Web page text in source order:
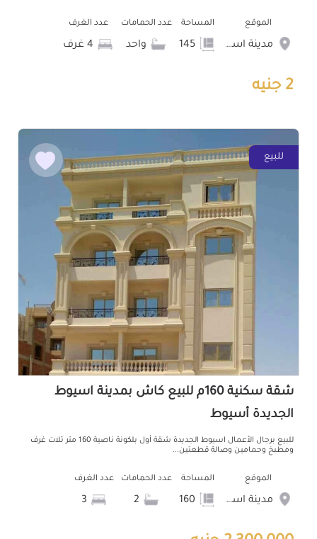
الموقع
مدينة اسيوط الجديدة
المساحة عدد الحمامات
واحد
عدد الغرف
2 جنيه
للبيع
شقة سكنية 160م للبيع كاش بمدينة اسيوط
الجديدة أسيوط
للبيع برجال الأعمال اسيوط الجديدة شقة أول بلكونة ناصية 160 متر تلات غرف
ومطبخ وحمامين وصالة قطعتين...
الموقع
مدينة اسيوط الجديدة
المساحة عدد الحمامات عدد الغرف